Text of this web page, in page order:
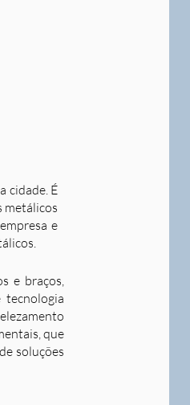
cidade. É
metálicos
e
e braços,
que
soluções